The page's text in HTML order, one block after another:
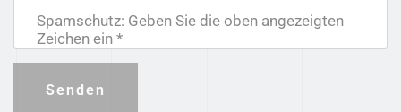
Spamschutz: Geben Sie die oben angezeigten
Zeichen ein *
Senden